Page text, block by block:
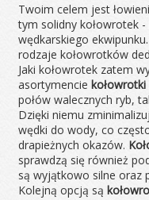
Twoim celem jest
tym solidny kołowrotek
wędkarskiego
rodzaje kołowrotków
Jaki kołowrotek zatem
asortymenciekołowrotki
połów walecznych ryb,
Dzięki niemu
wędki do wody, co
drapieżnych okazów.
sprawdzą się również
są wyjątkowo silne oraz
Kolejną opcją są